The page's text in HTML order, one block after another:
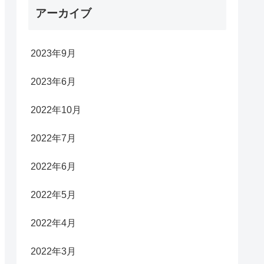
アーカイブ
2023年9月
2023年6月
2022年10月
2022年7月
2022年6月
2022年5月
2022年4月
2022年3月